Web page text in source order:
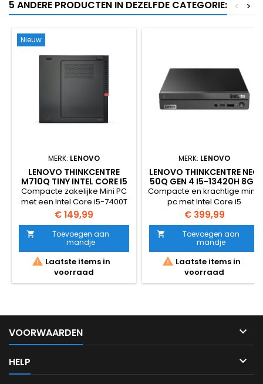
5 ANDERE PRODUCTEN IN DEZELFDE CATEGORIE: >
<
Nieuw
MERK: LENOVO
LENOVO THINKCENTRE
M710Q TINY INTEL CORE I5
7400T 8GB 256GB SSD
WINDOWS 11 PRO
Compacte zakelijke Mini PC
met een Intel Core i5-7400T
processor (tot 3.0 GHz), 8GB
DDR4 werkgeheugen en een
snelle 256GB SSD.Uitermate
geschikt voor kantoor,
thuiswerken, internet,
administratie en dagelijkse
werkzaamheden dankzij de
betrouwbare prestaties en
uitgebreide
aansluitmogelijkheden,
waaronder 2× DisplayPort,...
Prijs
€ 149,99

Toevoegen aan
mandje
 Laatste items in
voorraad
MERK: LENOVO
LENOVO THINKCENTRE NEO
50Q GEN 4 I5-13420H 8GB
256GB NVME WINDOWS 11
PRO
Compacte en krachtige mini-
pc met Intel Core i5
processor, snelle NVMe SSD
en Windows 11 Pro. Ideaal
voor kantoor, thuiswerk en
zakelijke toepassingen.
Prijs
€ 399,99

Toevoegen aan
mandje
 Laatste items in
voorraad
VOORWAARDEN 
HELP 